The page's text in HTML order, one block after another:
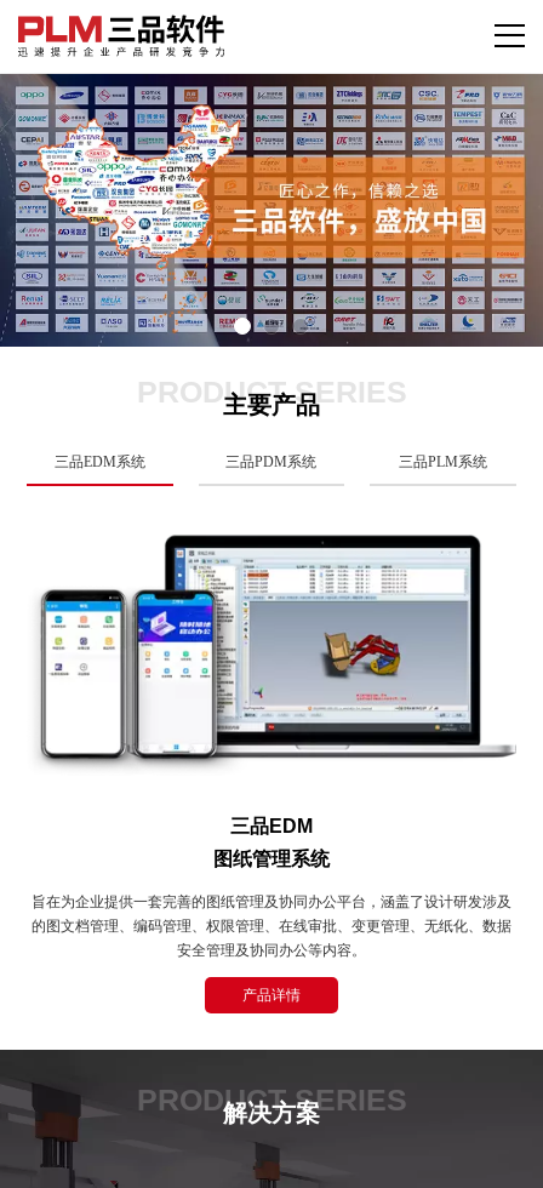
PRODUCT SERIES
主要产品
三品EDM系统 三品PDM系统 三品PLM系统
三品EDM
图纸管理系统
旨在为企业提供一套完善的图纸管理及协同办公平台，涵盖了设计研发涉及
的图文档管理、编码管理、权限管理、在线审批、变更管理、无纸化、数据
安全管理及协同办公等内容。
产品详情
PRODUCT SERIES
解决方案